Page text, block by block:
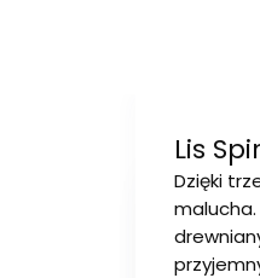
Lis
Dzięki
malucha.